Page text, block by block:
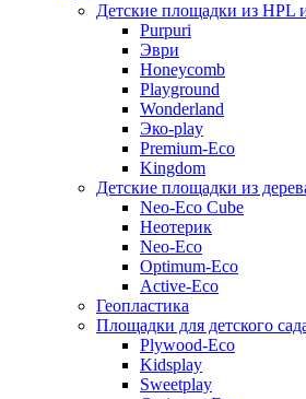
Детские площадки из HPL
Purpuri
Эври
Honeycomb
Playground
Wonderland
Эко-play
Premium-Eco
Kingdom
Детские площадки из
Neo-Eco Cube
Неотерик
Neo-Eco
Оptimum-Еco
Active-Eco
Геопластика
Площадки для детского
Plywood-Eco
Kidsplay
Sweetplay